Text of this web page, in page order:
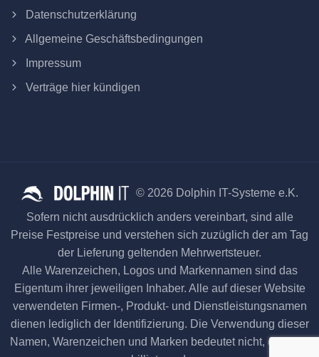
Datenschutzerklärung
Allgemeine Geschäftsbedingungen
Impressum
Verträge hier kündigen
© 2026 Dolphin IT-Systeme e.K.
Sofern nicht ausdrücklich anders vereinbart, sind alle
Preise Festpreise und verstehen sich zuzüglich der am Tag
der Lieferung geltenden Mehrwertsteuer.
Alle Warenzeichen, Logos und Markennamen sind das
Eigentum ihrer jeweiligen Inhaber. Alle auf dieser Website
verwendeten Firmen-, Produkt- und Dienstleistungsnamen
dienen lediglich der Identifizierung. Die Verwendung dieser
Namen, Warenzeichen und Marken bedeutet nicht, dass sie